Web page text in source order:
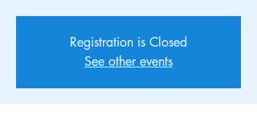
Registration is Closed
See other events